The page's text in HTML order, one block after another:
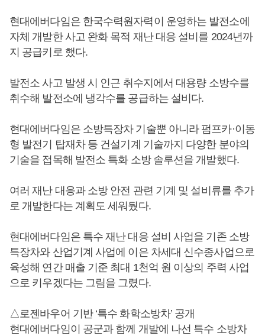
현대에버다임은 한국수력원자력이 운영하는 발전소에
자체 개발한 사고 완화 목적 재난 대응 설비를 2024년까
지 공급키로 했다.
발전소 사고 발생 시 인근 취수지에서 대용량 소방수를
취수해 발전소에 냉각수를 공급하는 설비다.
현대에버다임은 소방특장차 기술뿐 아니라 펌프카·이동
형 발전기 탑재차 등 건설기계 기술까지 다양한 분야의
기술을 접목해 발전소 특화 소방 솔루션을 개발했다.
여러 재난 대응과 소방 안전 관련 기계 및 설비류를 추가
로 개발한다는 계획도 세워뒀다.
현대에버다임은 특수 재난 대응 설비 사업을 기존 소방
특장차와 산업기계 사업에 이은 차세대 신수종사업으로
육성해 연간 매출 기준 최대 1천억 원 이상의 주력 사업
으로 키우겠다는 그림을 그렸다.
△로젠바우어 기반 ‘특수 화학소방차’ 공개
현대에버다임이 공군과 함께 개발에 나선 특수 소방차